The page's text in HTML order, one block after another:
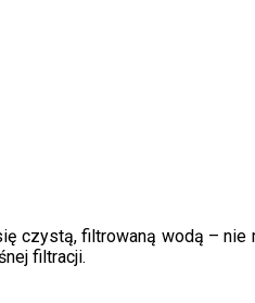
czystą, filtrowaną wodą –
filtracji.